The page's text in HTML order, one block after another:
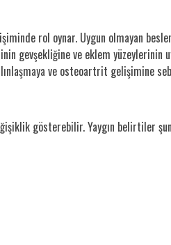
rol oynar. Uygun olmayan
gevşekliğine ve eklem yüzeylerinin
ve osteoartrit gelişimine
gösterebilir. Yaygın belirtiler